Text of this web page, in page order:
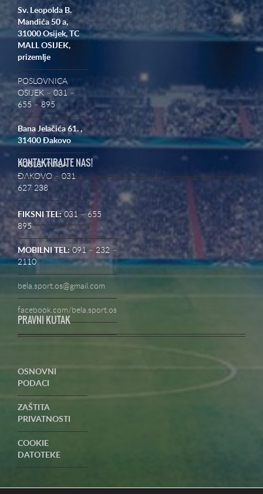
Sv. Leopolda B.
Mandića 50 a,
31000 Osijek,
TC
MALL OSIJEK,
prizemlje
POSLOVNICA
OSIJEK – 031 –
655 – 895
Bana Jelačića 61. ,
31400 Đakovo
POSLOVNICA
ĐAKOVO – 031
627 238
KONTAKTIRAJTE NAS!
FIKSNI TEL:031 – 655
895
MOBILNI TEL: 091 – 232 –
2110
bela.sport.os@gmail.com
facebook.com/bela.sport.os
PRAVNI KUTAK
OSNOVNI
PODACI
ZAŠTITA
PRIVATNOSTI
COOKIE
DATOTEKE